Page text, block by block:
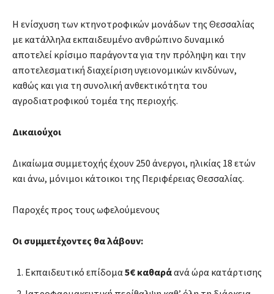
Η ενίσχυση των κτηνοτροφικών μονάδων της Θεσσαλίας
με κατάλληλα εκπαιδευμένο ανθρώπινο δυναμικό
αποτελεί κρίσιμο παράγοντα για την πρόληψη και την
αποτελεσματική διαχείριση υγειονομικών κινδύνων,
καθώς και για τη συνολική ανθεκτικότητα του
αγροδιατροφικού τομέα της περιοχής.
Δικαιούχοι
Δικαίωμα συμμετοχής έχουν 250 άνεργοι, ηλικίας 18 ετών
και άνω, μόνιμοι κάτοικοι της Περιφέρειας Θεσσαλίας.
Παροχές προς τους ωφελούμενους
Οι συμμετέχοντες θα λάβουν:
Εκπαιδευτικό επίδομα5€ καθαράανά ώρα κατάρτισης